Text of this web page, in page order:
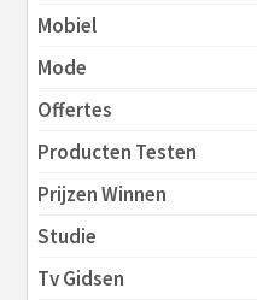
Mobiel
Mode
Offertes
Producten Testen
Prijzen Winnen
Studie
Tv Gidsen